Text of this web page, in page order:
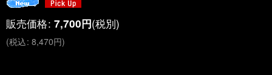
販売価格: 7,700円(税別)
(税込: 8,470円)